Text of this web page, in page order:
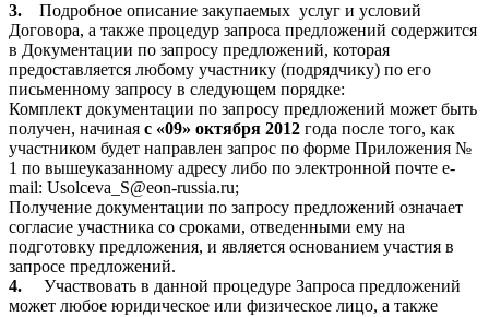
3. Подробное описание закупаемых услуг и условий
Договора, а также процедур запроса предложений содержится
в Документации по запросу предложений, которая
предоставляется любому участнику (подрядчику) по его
письменному запросу в следующем порядке:
Комплект документации по запросу предложений может быть
получен, начиная с «09» октября 2012 года после того, как
участником будет направлен запрос по форме Приложения №
1 по вышеуказанному адресу либо по электронной почте e-
mail: Usolceva S@eon-russia.ru;
Получение документации по запросу предложений означает
согласие участника со сроками, отведенными ему на
подготовку предложения, и является основанием участия в
запросе предложений.
4.
Участвовать в данной процедуре Запроса предложений
может любое юридическое или физическое лицо, а также